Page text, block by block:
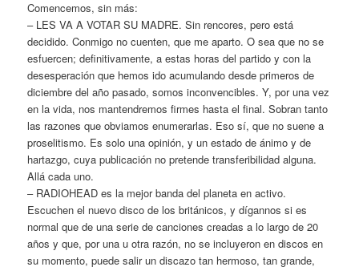
Comencemos, sin más:
– LES VA A VOTAR SU MADRE. Sin rencores, pero está
decidido. Conmigo no cuenten, que me aparto. O sea que no se
esfuercen; definitivamente, a estas horas del partido y con la
desesperación que hemos ido acumulando desde primeros de
diciembre del año pasado, somos inconvencibles. Y, por una vez
en la vida, nos mantendremos firmes hasta el final. Sobran tanto
las razones que obviamos enumerarlas. Eso sí, que no suene a
proselitismo. Es solo una opinión, y un estado de ánimo y de
hartazgo, cuya publicación no pretende transferibilidad alguna.
Allá cada uno.
– RADIOHEAD es la mejor banda del planeta en activo.
Escuchen el nuevo disco de los británicos, y dígannos si es
normal que de una serie de canciones creadas a lo largo de 20
años y que, por una u otra razón, no se incluyeron en discos en
su momento, puede salir un discazo tan hermoso, tan grande,